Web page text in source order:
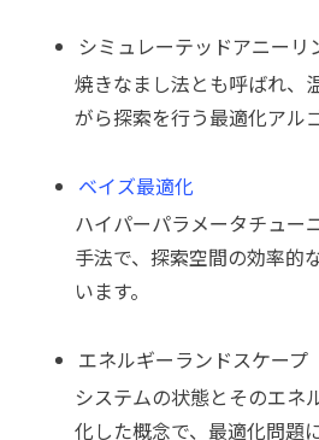
シミュレーテッドアニーリ
焼きなまし法とも呼ばれ、
がら探索を行う最適化アル
ベイズ最適化
ハイパーパラメータチュー
手法で、探索空間の効率的
います。
エネルギーランドスケープ
システムの状態とそのエネ
化した概念で、最適化問題